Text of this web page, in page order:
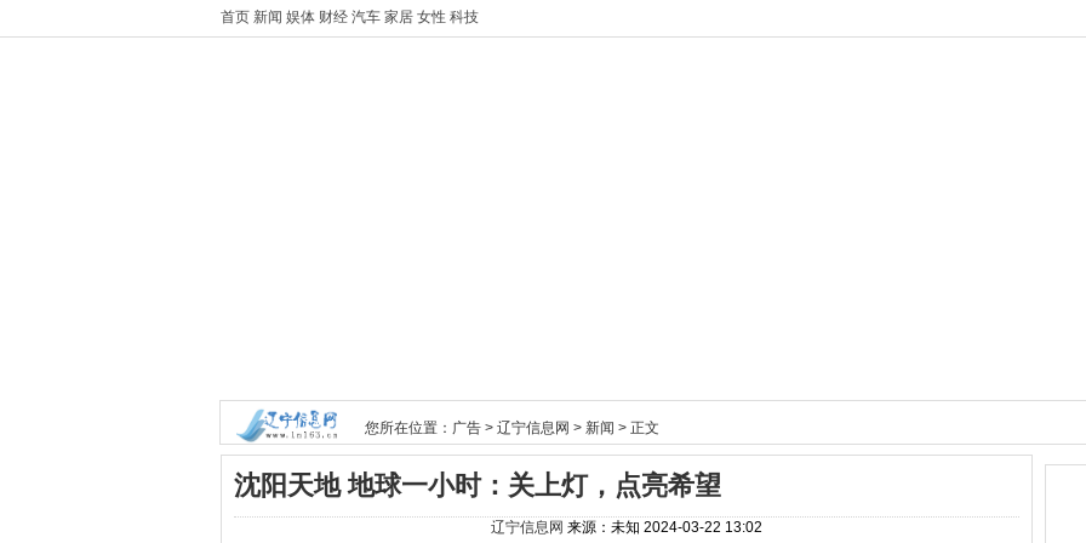
首页 新闻 娱体 财经 汽车 家居 女性 科技
您所在位置： 广告 > 辽宁信息网 > 新闻 > 正文
沈阳天地 地球一小时：关上灯，点亮希望
辽宁信息网 来源：未知 2024-03-22 13:02